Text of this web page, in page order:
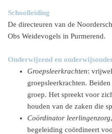
Schoolleiding
De directeuren van de
Obs Weidevogels in Purmerend.
Onderwijzend en
Groepsleerkrachten:
groepsleerkrachten.
groep. Het spreekt voor
houden van de zaken die
Coördinator leerlingenzorg
begeleiding coördineert